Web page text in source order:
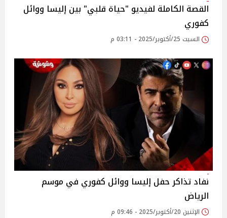
القصة الكاملة لفيديو "حياة قلبي" بين إليسا ووائل
كفوري
السبت 25/أكتوبر/2025 - 03:11 م
نفاد تذاكر حفل إليسا ووائل كفوري في موسم
الرياض
الإثنين 20/أكتوبر/2025 - 09:46 م